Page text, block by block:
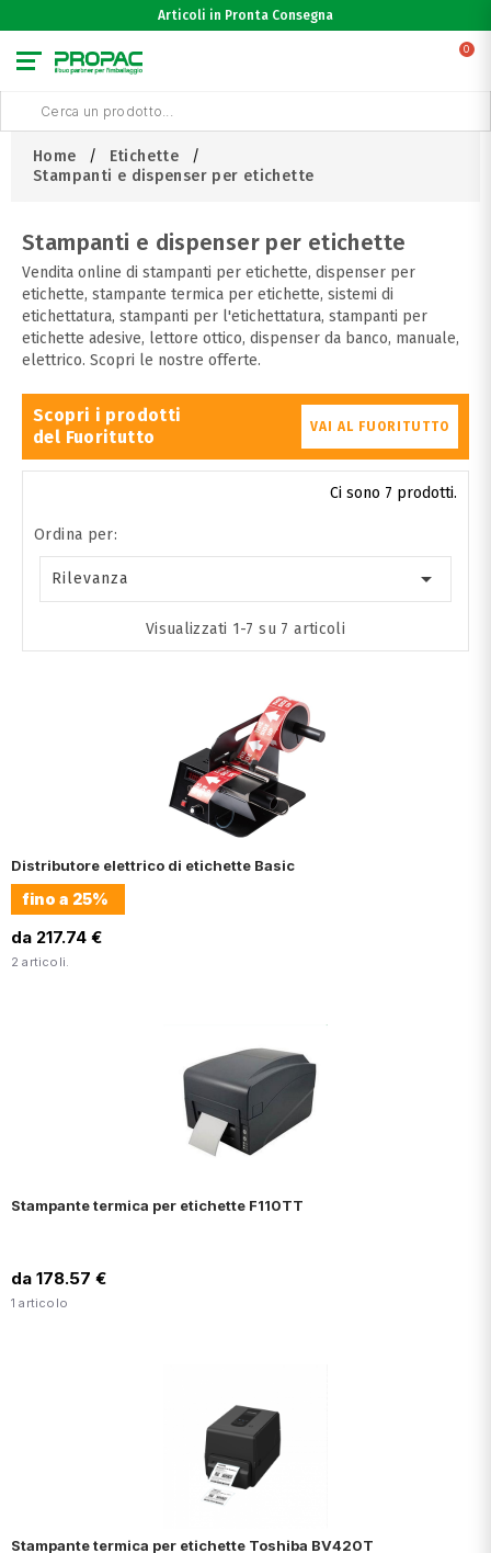
0
Articoli in Pronta Consegna
Home
Etichette
Stampanti e dispenser per etichette
Stampanti e dispenser per etichette
Vendita online di stampanti per etichette, dispenser per
etichette, stampante termica per etichette, sistemi di
etichettatura, stampanti per l'etichettatura, stampanti per
etichette adesive, lettore ottico, dispenser da banco, manuale,
elettrico. Scopri le nostre offerte.
Scopri i prodotti
del Fuoritutto
VAI AL FUORITUTTO
Ci sono 7 prodotti.
Ordina per:
Rilevanza 
Visualizzati 1-7 su 7 articoli
Distributore elettrico di etichette Basic
fino a 25%
da 217.74 €
2 articoli.
Stampante termica per etichette F110TT
da 178.57 €
1 articolo
Stampante termica per etichette Toshiba BV420T